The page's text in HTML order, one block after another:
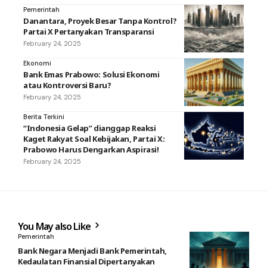
Pemerintah
Danantara, Proyek Besar Tanpa Kontrol?
Partai X Pertanyakan Transparansi
February 24, 2025
Ekonomi
Bank Emas Prabowo: Solusi Ekonomi
atau Kontroversi Baru?
February 24, 2025
Berita Terkini
“Indonesia Gelap” dianggap Reaksi
Kaget Rakyat Soal Kebijakan, Partai X:
Prabowo Harus Dengarkan Aspirasi!
February 24, 2025
You May also Like
Pemerintah
Bank Negara Menjadi Bank Pemerintah,
Kedaulatan Finansial Dipertanyakan